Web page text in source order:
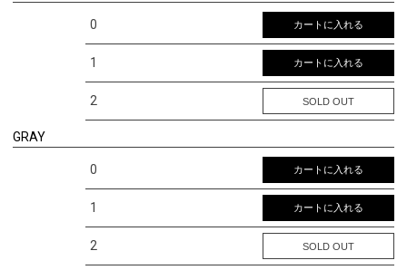
0 カートに入れる
1 カートに入れる
2 SOLD OUT
GRAY
0 カートに入れる
1 カートに入れる
2 SOLD OUT